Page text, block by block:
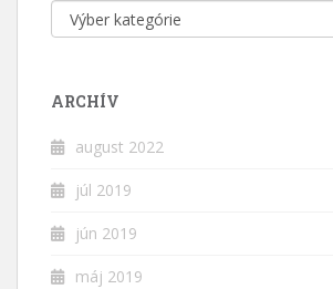
Kategórie
ARCHÍV
august 2022
júl 2019
jún 2019
máj 2019